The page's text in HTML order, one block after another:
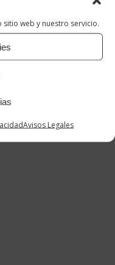
web y nuestro servicio.
Avisos Legales